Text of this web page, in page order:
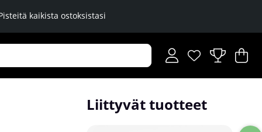
kaikista ostoksistasi
Toivelista
Lukumäärä
.
.
Liittyvät tuotteet